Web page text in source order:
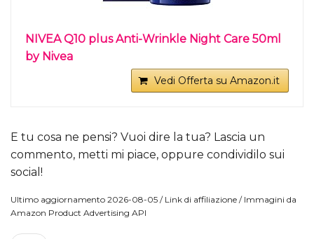
NIVEA Q10 plus Anti-Wrinkle Night Care 50ml
by Nivea
Vedi Offerta su Amazon.it
E tu cosa ne pensi? Vuoi dire la tua? Lascia un
commento, metti mi piace, oppure condividilo sui
social!
Ultimo aggiornamento 2026-08-05 / Link di affiliazione / Immagini da
Amazon Product Advertising API